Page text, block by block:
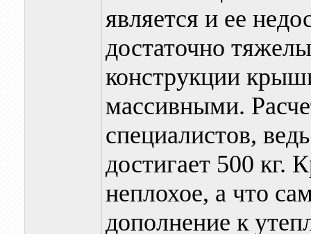
является и ее
достаточно
конструкции
массивными.
специалистов,
достигает 500 кг.
неплохое, а что
дополнение к